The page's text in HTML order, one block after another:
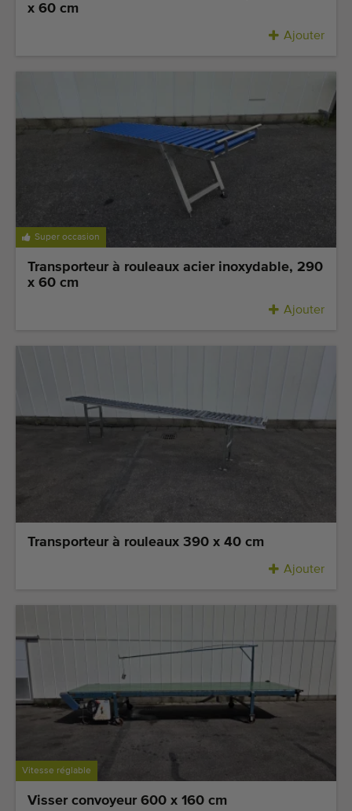
x 60 cm
Ajouter
Super occasion
Transporteur à rouleaux acier inoxydable, 290
x 60 cm
Ajouter
Transporteur à rouleaux 390 x 40 cm
Ajouter
Vitesse réglable
Visser convoyeur 600 x 160 cm